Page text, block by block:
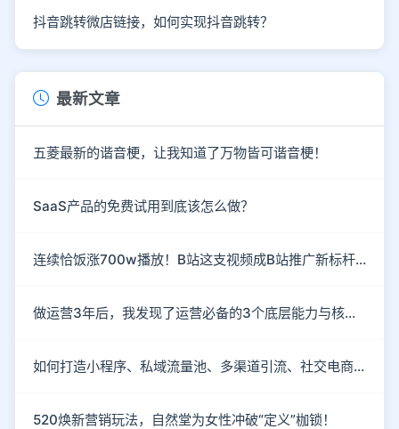
抖音跳转微店链接，如何实现抖音跳转？
最新文章
五菱最新的谐音梗，让我知道了万物皆可谐音梗！
SaaS产品的免费试用到底该怎么做？
连续恰饭涨700w播放！B站这支视频成B站推广新标杆！
做运营3年后，我发现了运营必备的3个底层能力与核心思维
如何打造小程序、私域流量池、多渠道引流、社交电商玩法？
520焕新营销玩法，自然堂为女性冲破“定义”枷锁！